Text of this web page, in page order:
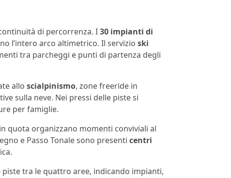
di percorrenza. I30 impianti di
l’intero arco altimetrico. Il servizio ski
tra parcheggi e punti di partenza degli
allo scialpinismo, zone freeride in
sulla neve. Nei pressi delle piste si
per famiglie.
quota organizzano momenti conviviali al
e Passo Tonale sono presenti centri
tra le quattro aree, indicando impianti,